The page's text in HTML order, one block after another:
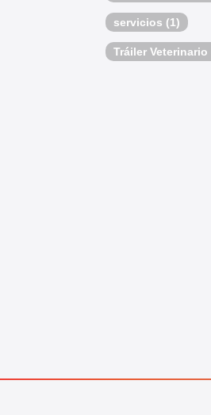
servicios (1)
Tráiler Veterinario